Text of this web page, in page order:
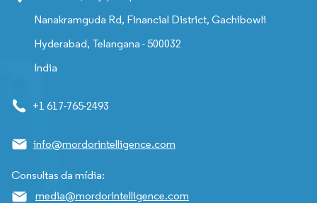
Nanakramguda Rd, Financial District, Gachibowli
Hyderabad, Telangana - 500032
India
+1 617-765-2493
info@mordorintelligence.com
Consultas da mídia:
media@mordorintelligence.com